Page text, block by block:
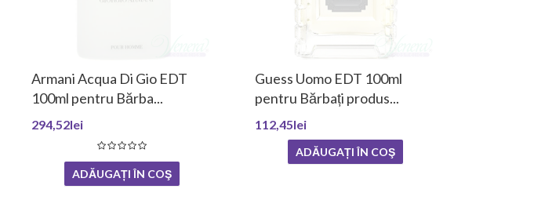
Armani Acqua Di Gio EDT
100ml pentru Bărba...
294,52lei
ADĂUGAȚI ÎN COŞ
Guess Uomo EDT 100ml
pentru Bărbați produs...
112,45lei
ADĂUGAȚI ÎN COŞ